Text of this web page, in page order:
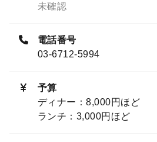
未確認
電話番号
03-6712-5994
予算
ディナー：8,000円ほど
ランチ：3,000円ほど